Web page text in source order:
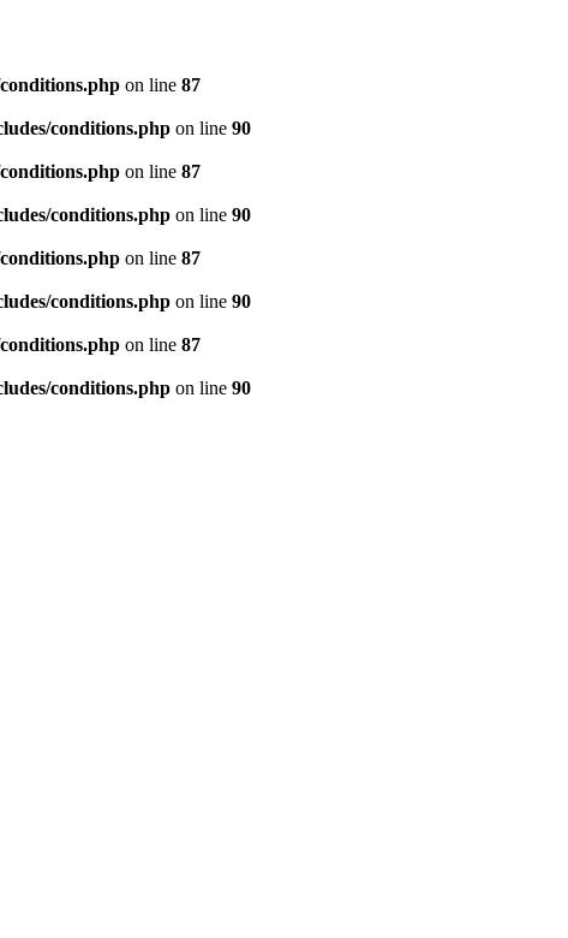
on line 87
conditions.php on line 90
on line 87
conditions.php on line 90
on line 87
conditions.php on line 90
on line 87
conditions.php on line 90